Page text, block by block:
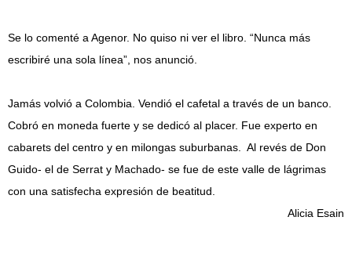
Se lo comenté a Agenor. No quiso ni ver el libro. “Nunca más
escribiré una sola línea”, nos anunció.
Jamás volvió a Colombia. Vendió el cafetal a través de un banco.
Cobró en moneda fuerte y se dedicó al placer. Fue experto en
cabarets del centro y en milongas suburbanas. Al revés de Don
Guido- el de Serrat y Machado- se fue de este valle de lágrimas
con una satisfecha expresión de beatitud.
Alicia Esain